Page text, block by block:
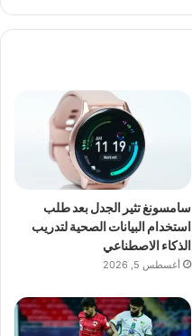
سامسونغ تثير الجدل بعد طلب
استخدام البيانات الصحية لتدريب
الذكاء الاصطناعي
أغسطس 5, 2026